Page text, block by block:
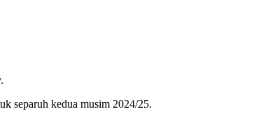
separuh kedua musim 2024/25.